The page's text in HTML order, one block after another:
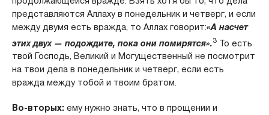
представляются Аллаху в понедельник и четверг, и если
между двумя есть вражда, то Аллах говорит:«А насчет
этих двух — подождите, пока они помирятся».3То есть
твой Господь, Великий и Могущественный не посмотрит
на твои дела в понедельник и четверг, если есть
вражда между тобой и твоим братом.
Во-вторых: ему нужно знать, что в прощении и